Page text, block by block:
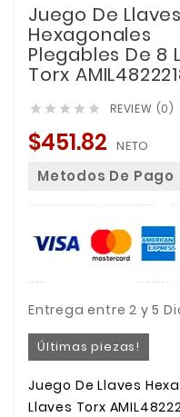
Juego De Llaves
Hexagonales
Plegables De 8
Torx
     REVIEW (0)
$451.82 NETO
Metodos De Pago
Entrega entre 2 y 5
Últimas piezas!
Juego De Llaves
Llaves Torx